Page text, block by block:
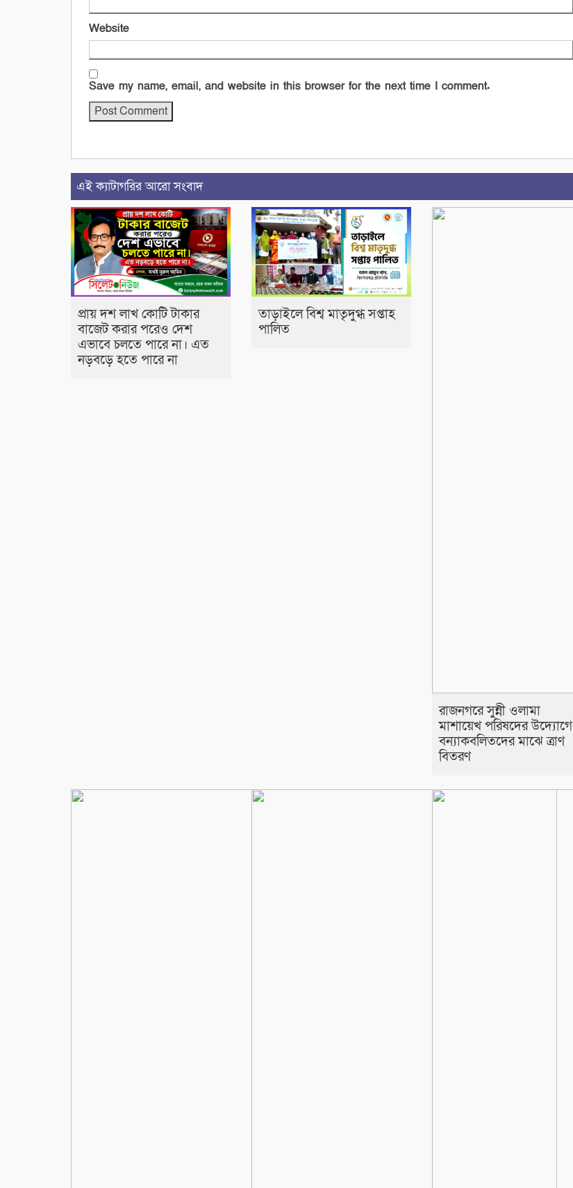
Website
Save my name, email, and website in this browser for the next time I comment.
এই ক্যাটাগরির আরো সংবাদ
প্রায় দশ লাখ কোটি টাকার
বাজেট করার পরেও দেশ
এভাবে চলতে পারে না। এত
নড়বড়ে হতে পারে না
তাড়াইলে বিশ্ব মাতৃদুগ্ধ সপ্তাহ
পালিত
রাজনগরে সুন্নী ওলামা
মাশায়েখ পরিষদের উদ্যোগে
বন্যাকবলিতদের মাঝে ত্রাণ
বিতরণ